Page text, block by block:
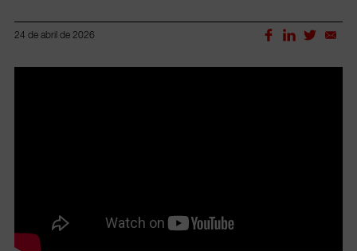
24 de abril de 2026